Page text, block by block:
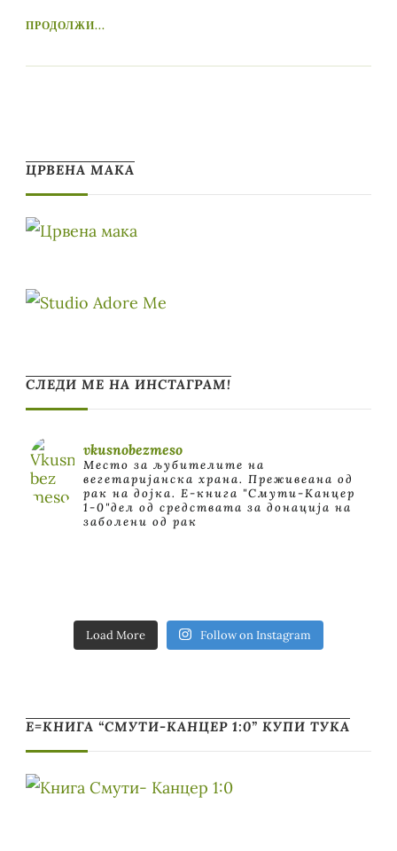
ПРОДОЛЖИ...
ЦРВЕНА МАКА
СЛЕДИ МЕ НА ИНСТАГРАМ!
vkusnobezmeso
Место за љубителите на
вегетаријанска храна. Преживеана од
рак на дојка. E-книга "Смути-Канцер
1-0"дел од средствата за донација на
заболени од рак
Load More Follow on Instagram
Е=КНИГА “СМУТИ-КАНЦЕР 1:0” КУПИ ТУКА